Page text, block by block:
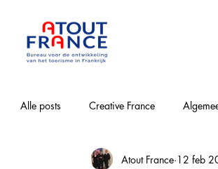
Alle posts Creative France
Bourgogne-Franche-Comté
Atout France 12 feb